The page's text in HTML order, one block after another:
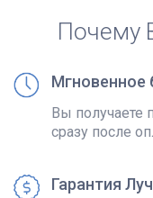
Почему
Мгновенное
Вы получаете
сразу после
Гарантия